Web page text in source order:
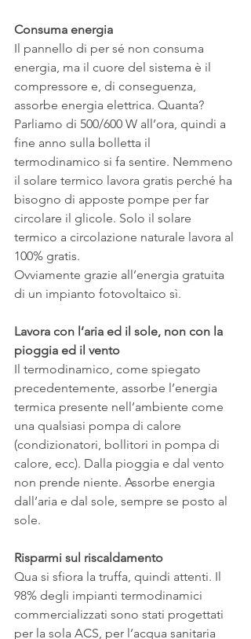
Consuma energia
Il pannello di per sé non consuma
energia, ma il cuore del sistema è il
compressore e, di conseguenza,
assorbe energia elettrica. Quanta?
Parliamo di 500/600 W all’ora, quindi a
fine anno sulla bolletta il
termodinamico si fa sentire. Nemmeno
il solare termico lavora gratis perché ha
bisogno di apposte pompe per far
circolare il glicole. Solo il solare
termico a circolazione naturale lavora al
100% gratis.
Ovviamente grazie all’energia gratuita
di un impianto fotovoltaico sì.
Lavora con l’aria ed il sole, non con la
pioggia ed il vento
Il termodinamico, come spiegato
precedentemente, assorbe l’energia
termica presente nell’ambiente come
una qualsiasi pompa di calore
(condizionatori, bollitori in pompa di
calore, ecc). Dalla pioggia e dal vento
non prende niente. Assorbe energia
dall’aria e dal sole, sempre se posto al
sole.
Risparmi sul riscaldamento
Qua si sfiora la truffa, quindi attenti. Il
98% degli impianti termodinamici
commercializzati sono stati progettati
per la sola ACS, per l’acqua sanitaria